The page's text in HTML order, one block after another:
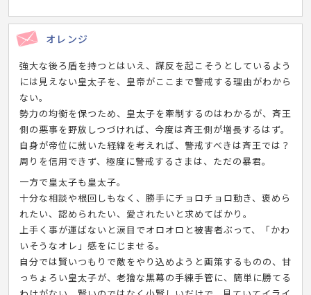
オレンジ
強大な後ろ盾を持つとはいえ、謀反を起こそうとしているよう
には見えない皇太子を、皇帝がここまで警戒する理由がわから
ない。
勢力の均衡を保つため、皇太子を牽制するのはわかるが、斉王
側の悪事を野放しつづければ、今度は斉王側が増長するはず。
自身が帝位に就いた経緯を考えれば、警戒すべきは斉王では？
周りを信用できず、極度に警戒するさまは、ただの暴君。
一方で皇太子も皇太子。
十分な相談や根回しもなく、勝手にチョロチョロ動き、褒めら
れたい、認められたい、愛されたいと求めてばかり。
上手く事が運ばないと涙目でオロオロと被害者ぶって、「かわ
いそうなオレ」感をにじませる。
自分では賢いつもりで敵をやり込めようと画策するものの、甘
っちょろい皇太子が、老獪な黒幕の手練手管に、簡単に勝てる